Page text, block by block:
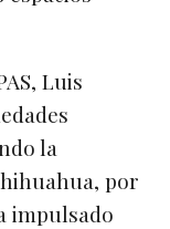
Luis
la
por
impulsado